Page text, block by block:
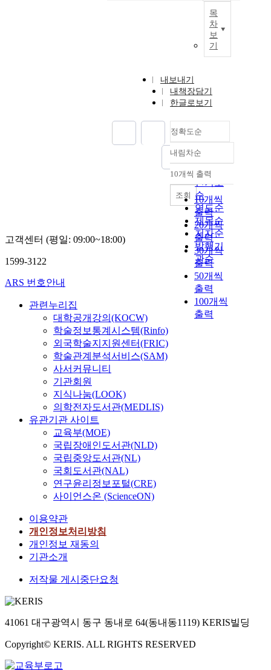
목
차
보
기
내보내기
내책장담기
한글로보기
정확도순
정확도
순
인기도
순
연도순
제목순
저자순
발행기
관순
내림차순
내림차순
10개씩 출력
10개씩
출력
20개씩
출력
30개씩
출력
50개씩
출력
100개씩
출력
조회
고객센터 (평일: 09:00~18:00)
1599-3122
ARS 번호안내
관련누리집
대학공개강의(KOCW)
학술정보통계시스템(Rinfo)
외국학술지지원센터(FRIC)
학술관계분석서비스(SAM)
사서커뮤니티
기관회원
지식나눔(LOOK)
의학전자도서관(MEDLIS)
유관기관 사이트
교육부(MOE)
국립장애인도서관(NLD)
국립중앙도서관(NL)
국회도서관(NAL)
연구윤리정보포털(CRE)
사이언스온 (ScienceON)
이용약관
개인정보처리방침
개인정보 재동의
기관소개
저작물 게시중단요청
41061 대구광역시 동구 동내로 64(동내동1119) KERIS빌딩
Copyright© KERIS. ALL RIGHTS RESERVED